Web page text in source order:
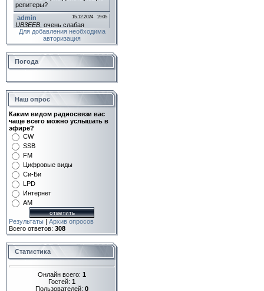
Для добавления необходима
авторизация
Погода
Наш опрос
Каким видом радиосвязи вас
чаще всего можно услышать в
эфире?
CW
SSB
FM
Цифровые виды
Си-Би
LPD
Интернет
AM
Результаты | Архив опросов
Всего ответов: 308
Статистика
Онлайн всего: 1
Гостей: 1
Пользователей: 0